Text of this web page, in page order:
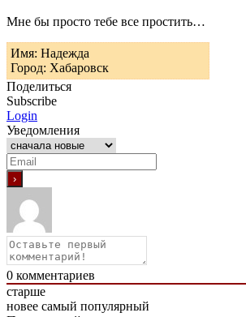
Мне бы просто тебе все простить…
Имя: Надежда
Город: Хабаровск
Поделиться
Subscribe
Login
Уведомления
0 комментариев
старше
новее самый популярный